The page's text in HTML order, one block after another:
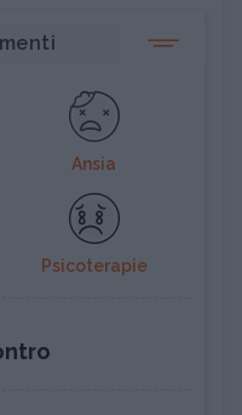
Ansia
Psicoterapie